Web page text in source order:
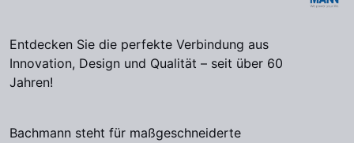
Entdecken Sie die perfekte Verbindung aus
Innovation, Design und Qualität – seit über 60
Jahren!
Bachmann steht für maßgeschneiderte